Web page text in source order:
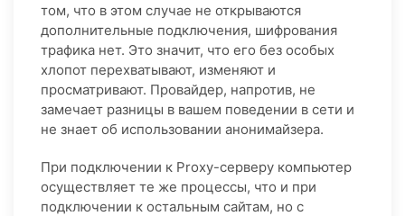
том, что в этом случае не открываются
дополнительные подключения, шифрования
трафика нет. Это значит, что его без особых
хлопот перехватывают, изменяют и
просматривают. Провайдер, напротив, не
замечает разницы в вашем поведении в сети и
не знает об использовании анонимайзера.
При подключении к Proxy-серверу компьютер
осуществляет те же процессы, что и при
подключении к остальным сайтам, но с